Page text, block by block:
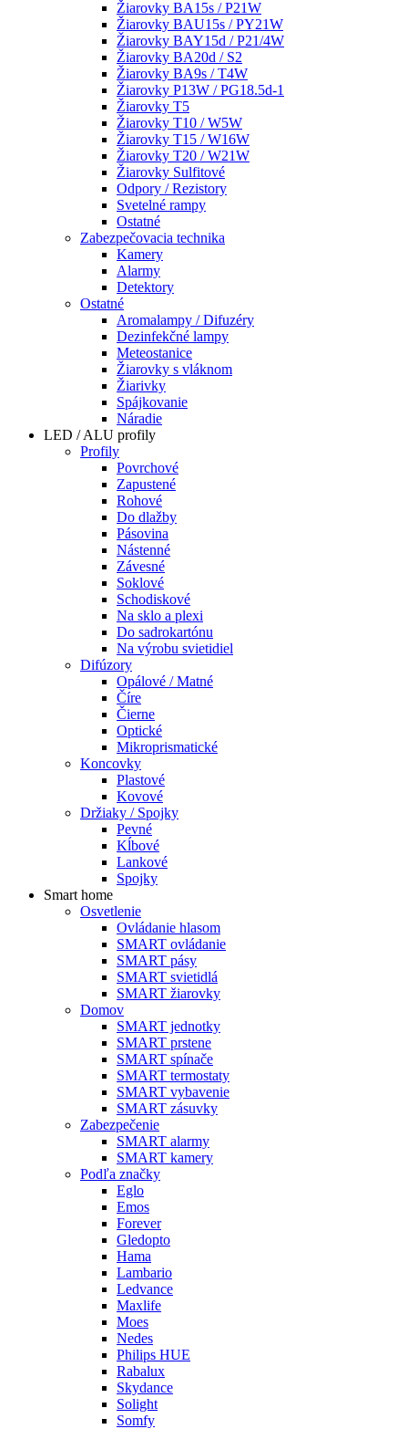
Žiarovky BA15s / P21W
Žiarovky BAU15s / PY21W
Žiarovky BAY15d / P21/4W
Žiarovky BA20d / S2
Žiarovky BA9s / T4W
Žiarovky P13W / PG18.5d-1
Žiarovky T5
Žiarovky T10 / W5W
Žiarovky T15 / W16W
Žiarovky T20 / W21W
Žiarovky Sulfitové
Odpory / Rezistory
Svetelné rampy
Ostatné
Zabezpečovacia technika
Kamery
Alarmy
Detektory
Ostatné
Aromalampy / Difuzéry
Dezinfekčné lampy
Meteostanice
Žiarovky s vláknom
Žiarivky
Spájkovanie
Náradie
LED / ALU profily
Profily
Povrchové
Zapustené
Rohové
Do dlažby
Pásovina
Nástenné
Závesné
Soklové
Schodiskové
Na sklo a plexi
Do sadrokartónu
Na výrobu svietidiel
Difúzory
Opálové / Matné
Číre
Čierne
Optické
Mikroprismatické
Koncovky
Plastové
Kovové
Držiaky / Spojky
Pevné
Kĺbové
Lankové
Spojky
Smart home
Osvetlenie
Ovládanie hlasom
SMART ovládanie
SMART pásy
SMART svietidlá
SMART žiarovky
Domov
SMART jednotky
SMART prstene
SMART spínače
SMART termostaty
SMART vybavenie
SMART zásuvky
Zabezpečenie
SMART alarmy
SMART kamery
Podľa značky
Eglo
Emos
Forever
Gledopto
Hama
Lambario
Ledvance
Maxlife
Moes
Nedes
Philips HUE
Rabalux
Skydance
Solight
Somfy